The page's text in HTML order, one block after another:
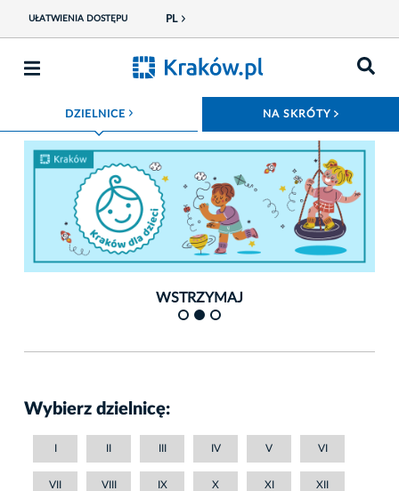
UŁATWIENIA DOSTĘPU PL
DZIELNICE ROZWIŃ MENU NA SKRÓTY
WSTRZYMAJ
Wybierz dzielnicę:
I II III IV V VI
VII VIII IX X XI XII